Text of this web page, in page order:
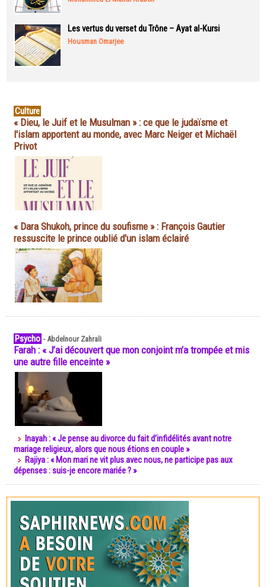
Les vertus du verset du Trône – Ayat al-Kursi
Housman Omarjee
Culture
« Dieu, le Juif et le Musulman » : ce que le judaïsme et
l'islam apportent au monde, avec Marc Neiger et Michaël
Privot
« Dara Shukoh, prince du soufisme » : François Gautier
ressuscite le prince oublié d'un islam éclairé
Psycho -Abdelnour Zahrali
Farah : « J’ai découvert que mon conjoint m’a trompée et mis
une autre fille enceinte »
Inayah : « Je pense au divorce du fait d’infidélités avant notre
mariage religieux, alors que nous étions en couple »
Rajiya : « Mon mari ne vit plus avec nous, ne participe pas aux
dépenses : suis-je encore mariée ? »